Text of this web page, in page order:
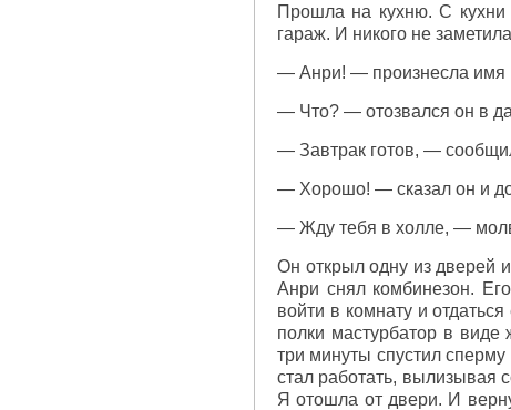
Прошла на кухню. С
гараж. И никого не
— Анри! — произнесла имя
— Что? — отозвался он в
— Завтрак готов, —
— Хорошо! — сказал он и
— Жду тебя в холле, —
Он открыл одну из дверей
Анри снял комбинезон.
войти в комнату и
полки мастурбатор в виде
три минуты спустил
стал работать, вылизывая
Я отошла от двери. И